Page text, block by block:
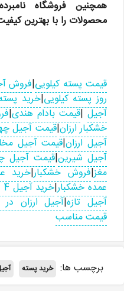
همچنین فروشگاه
محصولات را با بهترین
قیمت پسته کیلویی|فروش
روز پسته کیلویی|خرید
آجیل|قیمت بادام هندی|
خشکبار ارزان|قیمت آجیل
آجیل ارزان|قیمت آجیل
آجیل شیرین|قیمت آجیل
مغز|فروش خشکبار|خرید
عمده خشکبار|خرید آجیل 4 مغز
آجیل تازه|آجیل ارزان در
قیمت مناسب
برچسب ها: خرید پسته